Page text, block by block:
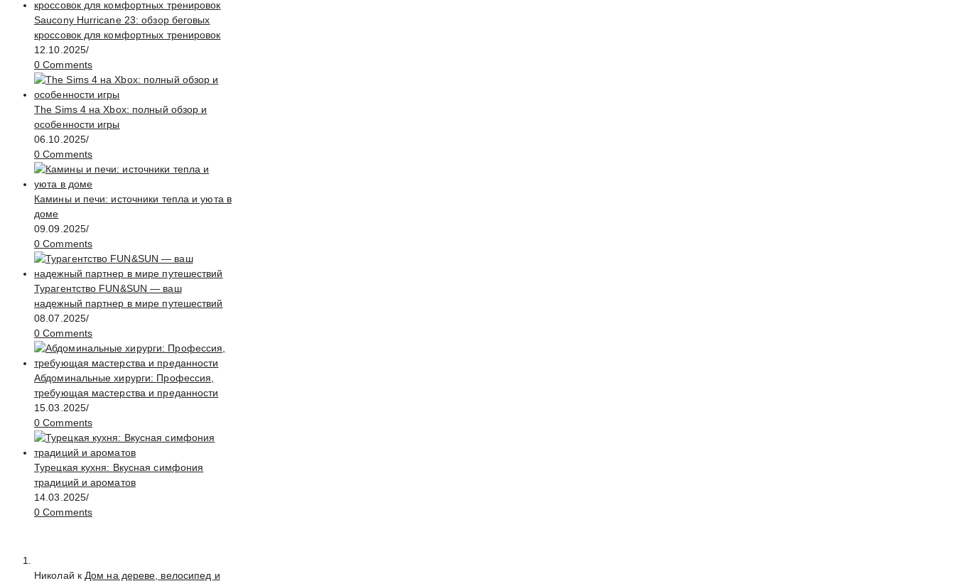
Saucony Hurricane 23: обзор беговых
кроссовок для комфортных тренировок
12.10.2025/
0 Comments
The Sims 4 на Xbox: полный обзор и
особенности игры
06.10.2025/
0 Comments
Камины и печи: источники тепла и уюта в
доме
09.09.2025/
0 Comments
Турагентство FUN&SUN — ваш
надежный партнер в мире путешествий
08.07.2025/
0 Comments
Абдоминальные хирурги: Профессия,
требующая мастерства и преданности
15.03.2025/
0 Comments
Турецкая кухня: Вкусная симфония
традиций и ароматов
14.03.2025/
0 Comments
Николай к Дом на дереве, велосипед и